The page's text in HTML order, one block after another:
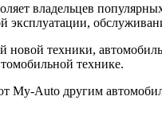
владельцев
эксплуатации,
техники,
технике.
My-Auto другим